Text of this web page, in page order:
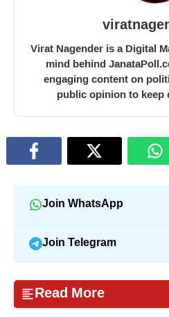
Virat Nagender is a Digital
mind behind
engaging content on
public opinion to
Join WhatsApp
Join Telegram
Read More